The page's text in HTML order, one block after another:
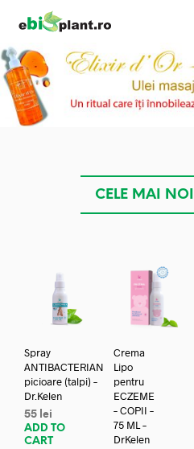
CELE MAI
Spray
ANTIBACTERIAN
picioare (talpi) –
Dr.Kelen
55 lei
ADD TO
CART
Crema
Lipo
pentru
ECZEME
– COPII –
75 ML –
DrKelen